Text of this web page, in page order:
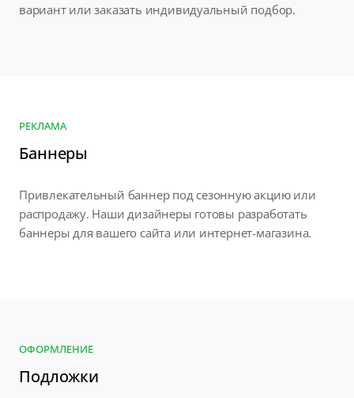
вариант или заказать индивидуальный подбор.
РЕКЛАМА
Баннеры
Привлекательный баннер под сезонную акцию или
распродажу. Наши дизайнеры готовы разработать
баннеры для вашего сайта или интернет-магазина.
ОФОРМЛЕНИЕ
Подложки